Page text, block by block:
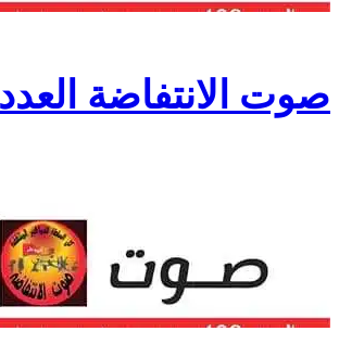
صوت الانتفاضة العدد 362